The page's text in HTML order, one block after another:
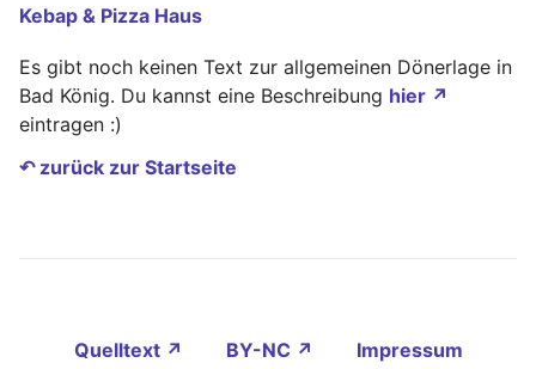
Kebap & Pizza Haus
Es gibt noch keinen Text zur allgemeinen Dönerlage in
Bad König. Du kannst eine Beschreibung hier ↗
eintragen :)
↶ zurück zur Startseite
Quelltext ↗ BY-NC ↗
Impressum